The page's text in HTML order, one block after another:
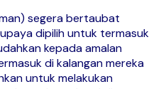
segera bertaubat
dipilih untuk termasuk
kepada amalan
di kalangan mereka
untuk melakukan